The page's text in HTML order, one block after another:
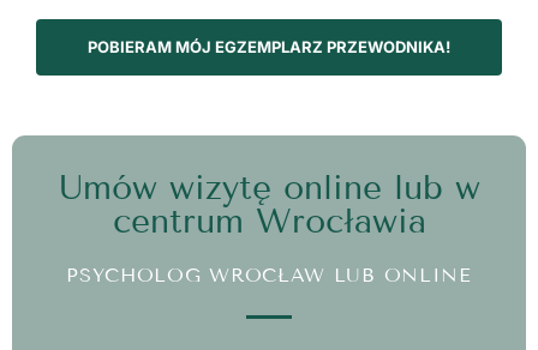
POBIERAM MÓJ EGZEMPLARZ PRZEWODNIKA!
Umów wizytę online lub w
centrum Wrocławia
PSYCHOLOG WROCŁAW LUB ONLINE